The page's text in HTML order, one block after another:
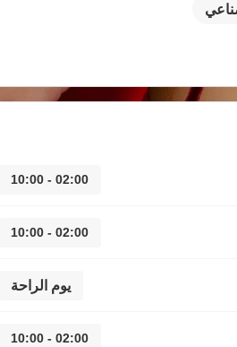
02:00 - 10:00
02:00 - 10:00
يوم الراحة
02:00 - 10:00